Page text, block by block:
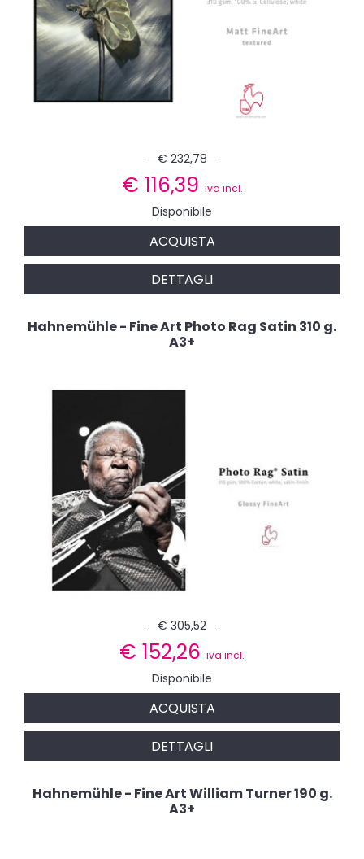
€ 232,78
€ 116,39 iva incl.
Disponibile
ACQUISTA
DETTAGLI
Hahnemühle - Fine Art Photo Rag Satin 310 g.
A3+
€ 305,52
€ 152,26 iva incl.
Disponibile
ACQUISTA
DETTAGLI
Hahnemühle - Fine Art William Turner 190 g.
A3+